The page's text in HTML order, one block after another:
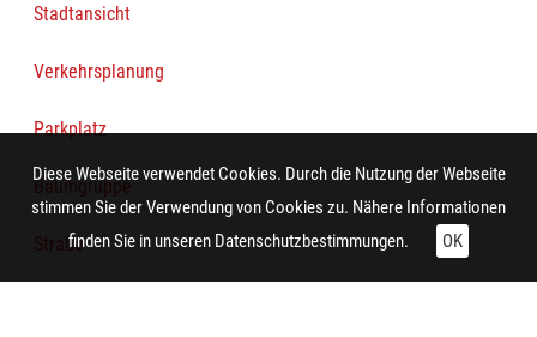
Stadtansicht
Verkehrsplanung
Parkplatz
Baumgruppe
Straße
Diese Webseite verwendet Cookies. Durch die Nutzung der Webseite
stimmen Sie der Verwendung von Cookies zu. Nähere Informationen
finden Sie in unseren Datenschutzbestimmungen. OK